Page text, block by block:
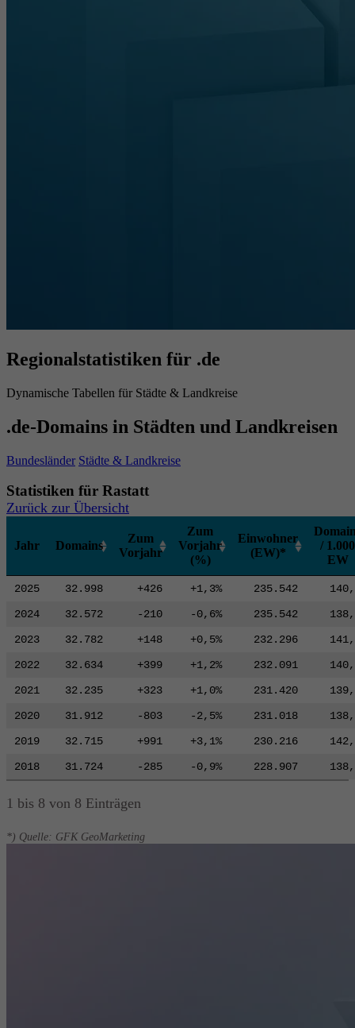
Regionalstatistiken für .de
Dynamische Tabellen für Städte & Landkreise
.de-Domains in Städten und Landkreisen
Bundesländer Städte & Landkreise
Statistiken für Rastatt
Zurück zur Übersicht
Jahr Domains
Zum
Vorjahr
Zum
Vorjahr
(%)
Einwohner
(EW)*
/ 1.000
EW
2025 32.998 +426 +1,3% 235.542
2024
32.572 -210 -0,6% 235.542
2023
32.782 +148 +0,5% 232.296
2022
32.634 +399 +1,2% 232.091
2021
32.235 +323 +1,0% 231.420
2020
31.912 -803 -2,5% 231.018
2019
32.715 +991 +3,1% 230.216
2018
31.724 -285 -0,9% 228.907
1 bis 8 von 8 Einträgen
*) Quelle: GFK GeoMarketing